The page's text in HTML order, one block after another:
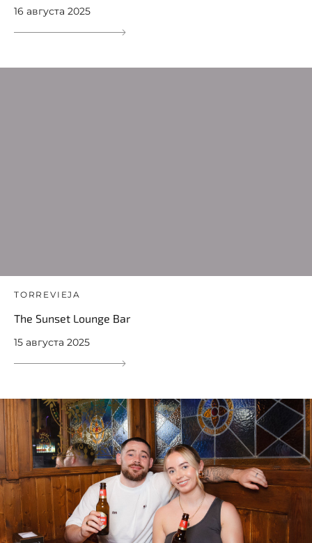
16 августа 2025
TORREVIEJA
The Sunset Lounge Bar
15 августа 2025